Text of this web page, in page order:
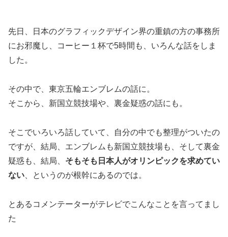
先日、日本のグラフィックデザイン界の重鎮の方の事務所
にお邪魔し、コーヒー１杯で5時間も、いろんな話をしま
した。
その中で、東京五輪エンブレムの話に。
そこから、新国立競技場や、裏金疑惑の話にも。
そこでいろいろ話していて、自分の中でも整理がついたの
ですが、結局、エンブレムも新国立競技場も、そして裏金
疑惑も、結局、 そもそも日本人がオリンピックを求めてい
ない 、というのが根幹にあるのでは。
とあるコメンテーターがテレビでこんなことを言ってまし
た